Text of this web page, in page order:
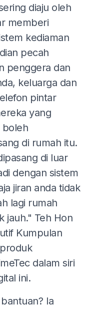
diaju oleh
memberi
kediaman
pecah
penggera dan
keluarga dan
pintar
yang
boleh
di rumah itu.
di luar
dengan sistem
jiran anda tidak
lagi rumah
jauh." Teh Hon
Kumpulan
dalam siri
ini.
Ia